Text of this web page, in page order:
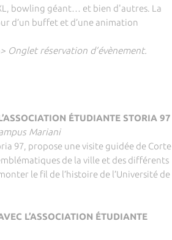
bowling géant… et bien d'autres. La
d’un buffet et d’une animation
Onglet réservation d’évènement.
ÉTUDIANTE STORIA 97
Mariani
97, propose une visite guidée de Corte
de la ville et des différents
le fil de l’histoire de l’Université de
L’ASSOCIATION ÉTUDIANTE